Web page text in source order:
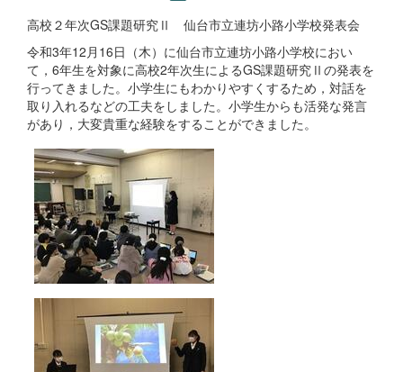
高校２年次GS課題研究Ⅱ 仙台市立連坊小路小学校発表会
令和3年12月16日（木）に仙台市立連坊小路小学校におい
て，6年生を対象に高校2年次生によるGS課題研究Ⅱの発表を
行ってきました。小学生にもわかりやすくするため，対話を
取り入れるなどの工夫をしました。小学生からも活発な発言
があり，大変貴重な経験をすることができました。